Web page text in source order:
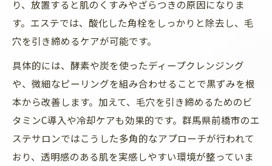
り、放置すると肌のくすみやざらつきの原因になりま
す。エステでは、酸化した角栓をしっかりと除去し、毛
穴を引き締めるケアが可能です。
具体的には、酵素や炭を使ったディープクレンジング
や、微細なピーリングを組み合わせることで黒ずみを根
本から改善します。加えて、毛穴を引き締めるためのビ
タミンC導入や冷却ケアも効果的です。群馬県前橋市のエ
ステサロンではこうした多角的なアプローチが行われて
おり、透明感のある肌を実感しやすい環境が整っていま